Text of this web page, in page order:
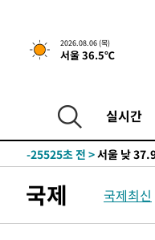
2026.08.06 (목)
서울 36.5℃
실시간
-26841초 전 >[속보]합참 "
-26237초 전 >'낮 최고 39
-25858초 전 >
"韓 외환시
-25685초 전 >
-25525초 전 >서울 낮
-21182초 전 >
[속보]코스
-21112초 전 >[속보]코스
국제 국제최신